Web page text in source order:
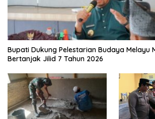
Bupati Dukung Pelestarian Budaya Melayu
Bertanjak Jilid 7 Tahun 2026